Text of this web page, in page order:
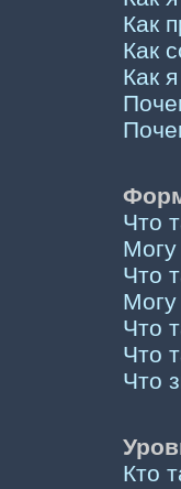
Как
Как
Как
Что
Могу
Что
Могу
Что
Что
Что
Кто